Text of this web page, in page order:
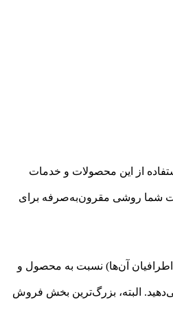
از این محصولات و خدمات
شما روشی مقرون‌به‌صرفه برای
اطرافیان آن‌ها) نسبت به محصول و
البته، بزرگ‌ترین بخش فروش